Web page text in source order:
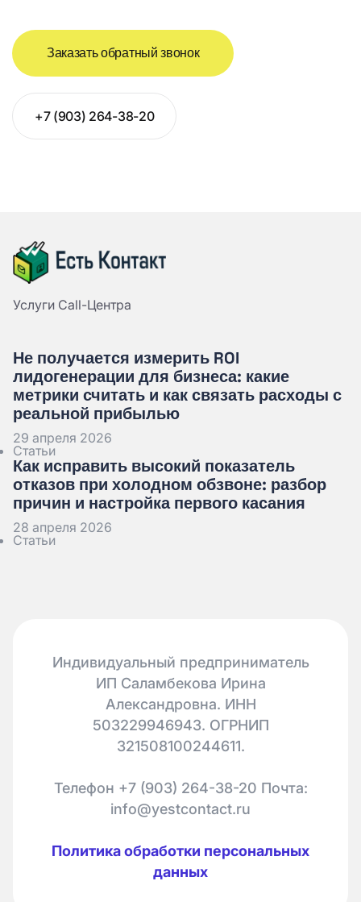
Заказать обратный звонок
+7 (903) 264-38-20
Услуги Call-Центра
Не получается измерить ROI
лидогенерации для бизнеса: какие
метрики считать и как связать расходы с
реальной прибылью
29 апреля 2026
Статьи
Как исправить высокий показатель
отказов при холодном обзвоне: разбор
причин и настройка первого касания
28 апреля 2026
Статьи
Индивидуальный предприниматель
ИП Саламбекова Ирина
Александровна. ИНН
503229946943. ОГРНИП
321508100244611.
Телефон +7 (903) 264-38-20 Почта:
info@yestcontact.ru
Политика обработки персональных
данных